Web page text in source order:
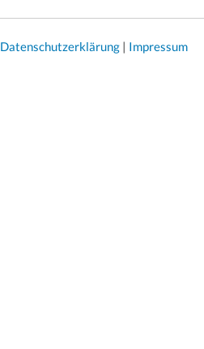
Datenschutzerklärung | Impressum